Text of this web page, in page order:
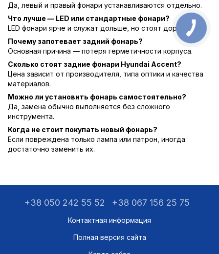
Да, левый и правый фонари устанавливаются отдельно.
Что лучше — LED или стандартные фонари?
LED фонари ярче и служат дольше, но стоят дороже.
Почему запотевает задний фонарь?
Основная причина — потеря герметичности корпуса.
Сколько стоят задние фонари Hyundai Accent?
Цена зависит от производителя, типа оптики и качества
материалов.
Можно ли установить фонарь самостоятельно?
Да, замена обычно выполняется без сложного
инструмента.
Когда не стоит покупать новый фонарь?
Если повреждена только лампа или патрон, иногда
достаточно заменить их.
+38 050 242 55 52 +38 067 156 25 75
Контактная информация
Полная версия сайта